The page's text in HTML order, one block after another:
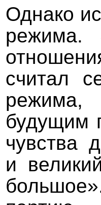
Однако
режима.
считал
режима,
будущим
чувства
и